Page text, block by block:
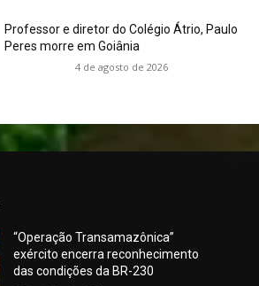
Professor e diretor do Colégio Átrio, Paulo
Peres morre em Goiânia
4 de agosto de 2026
“Operação Transamazônica”
exército encerra reconhecimento
das condições da BR-230